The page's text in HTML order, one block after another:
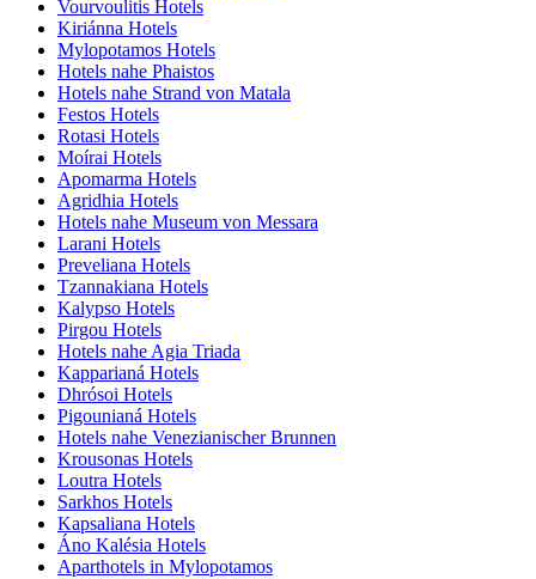
Vourvoulitis Hotels
Kiriánna Hotels
Mylopotamos Hotels
Hotels nahe Phaistos
Hotels nahe Strand von Matala
Festos Hotels
Rotasi Hotels
Moírai Hotels
Apomarma Hotels
Agridhia Hotels
Hotels nahe Museum von Messara
Larani Hotels
Preveliana Hotels
Tzannakiana Hotels
Kalypso Hotels
Pirgou Hotels
Hotels nahe Agia Triada
Kapparianá Hotels
Dhrósoi Hotels
Pigounianá Hotels
Hotels nahe Venezianischer Brunnen
Krousonas Hotels
Loutra Hotels
Sarkhos Hotels
Kapsaliana Hotels
Áno Kalésia Hotels
Aparthotels in Mylopotamos